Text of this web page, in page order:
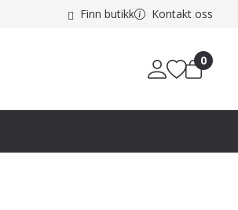
Finn butikk Kontakt oss
0